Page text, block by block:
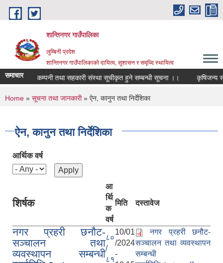
Skip to main content
शान्तिनगर गाउँपालिका
लुम्बिनी प्रदेश
शान्तिनगर गाउँपालिकाको दायित्व, सुशासन र समृध्दि स्थायित्व
समाचार
कृषि कम्पनी तथा सहकारी संस्था सूचीकृत हुने सम्बन्धी सूचना ।।
You are here
Home » सूचना तथा जानकारी» ऐन, कानुन तथा निर्देशिका
ऐन, कानुन तथा निर्देशिका
आर्थिक वर्ष
शिर्षक
आ
र्थि
क
वर्ष
मिति दस्तावेज
नगर प्रहरी छनौट-
सञ्चालन तथा
व्यवस्थापन सम्बन्धी
८०
/
८१
10/01
/2024
-
नगर प्रहरी छनौट-
सञ्चालन तथा व्यवस्थापन
सम्बन्धी